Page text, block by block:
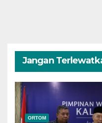
Jangan
ORTOM